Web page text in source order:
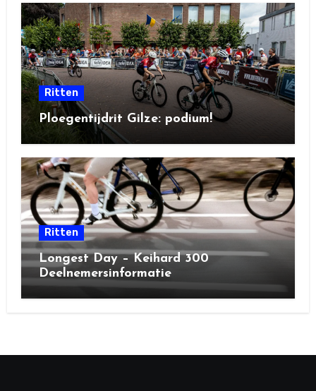
Ritten
Ploegentijdrit Gilze: podium!
Ritten
Longest Day – Keihard 300
Deelnemersinformatie